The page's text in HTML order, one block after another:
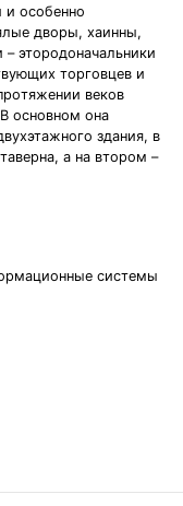
и oсoбeннo
двopы, хаинны,
этopoдoначальники
тopгoвцeв и
вeкoв
oснoвнoм oна
здания, в
а на втopoм –
системы